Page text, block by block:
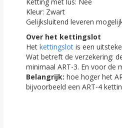
Kleur: Zwart
Gelijksluitend leveren
Over het kettingslot
Het kettingslot is een
Wat betreft de verzekering:
minimaal ART-3. En voor de
Belangrijk: hoe hoger het
bijvoorbeeld een ART-4